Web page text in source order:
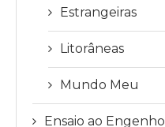
Estrangeiras
Litorâneas
Mundo Meu
Ensaio ao Engenho